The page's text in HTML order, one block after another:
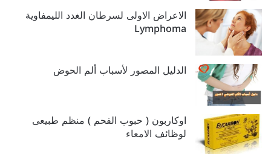
الاعراض الاولى لسرطان الغدد الليمفاوية
Lymphoma
الدليل المصور لأسباب ألم الحوض
اوكاربون ( حبوب الفحم ) منظم طبيعى
لوظائف الامعاء